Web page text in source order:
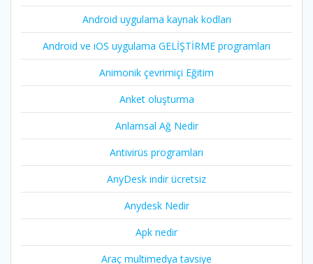
Android uygulama kaynak kodları
Android ve iOS uygulama GELİŞTİRME programları
Animonik çevrimiçi Eğitim
Anket oluşturma
Anlamsal Ağ Nedir
Antivirüs programları
AnyDesk indir ücretsiz
Anydesk Nedir
Apk nedir
Araç multimedya tavsiye